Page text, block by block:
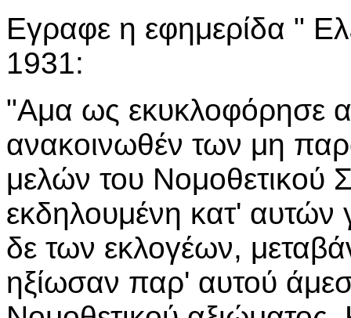
Εγραφε η εφημερίδα "
1931:
"Αμα ως εκυκλοφόρησε
ανακοινωθέν των μη
μελών του Νομοθετικού
εκδηλουμένη κατ' αυτών
δε των εκλογέων,
ηξίωσαν παρ' αυτού